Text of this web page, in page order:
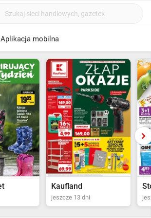
Aplikacja mobilna
Kaufland
jeszcze 13 dni